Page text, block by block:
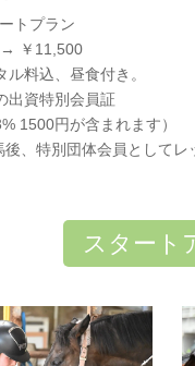
トプラン
→ ￥11,500
ル料込、昼食付き。
出資特別会員証
1500円が含まれます）
後、特別団体会員としてレ
スタート